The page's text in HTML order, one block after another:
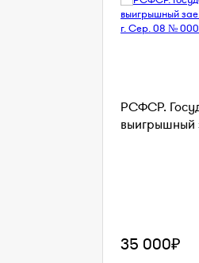
РСФСР.
выигрышный
35 000₽